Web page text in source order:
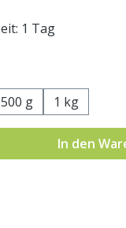
1 Tag
500 g 1 kg
denIn den